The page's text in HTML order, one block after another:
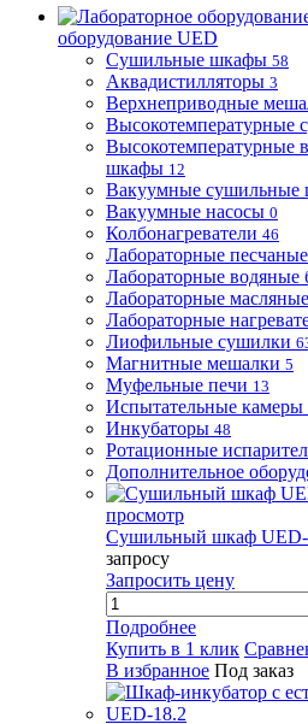
оборудование UED
Сушильные шкафы 58
Аквадистилляторы 3
Верхнеприводные
Высокотемпературные
шкафы 12
Вакуумные сушильные
Вакуумные насосы 0
Колбонагреватели 46
Лабораторные
Лабораторные водяные
Лабораторные
Лабораторные
Лиофильные сушилки
Магнитные мешалки 5
Муфельные печи 13
Испытательные камеры
Инкубаторы 48
Ротационные
Дополнительное
просмотр
Сушильный шкаф
запросу
Запросить цену
Подробнее
Купить в 1 клик
В избранное Под заказ